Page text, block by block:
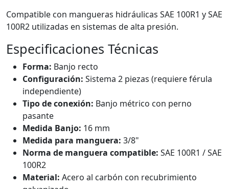
Compatible con mangueras hidráulicas SAE 100R1 y SAE
100R2 utilizadas en sistemas de alta presión.
Especificaciones Técnicas
Forma: Banjo recto
Configuración: Sistema 2 piezas (requiere férula
independiente)
Tipo de conexión: Banjo métrico con perno
pasante
Medida Banjo: 16 mm
Medida para manguera: 3/8"
Norma de manguera compatible: SAE 100R1 / SAE
100R2
Material: Acero al carbón con recubrimiento